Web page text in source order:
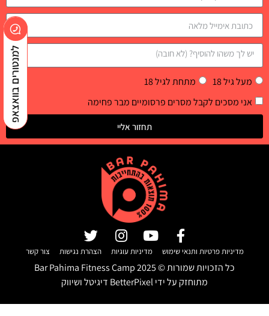
מעל גיל 18
מתחת לגיל 18
אני מסכים לקבל מסרים פרסומיים מבר פחימה
תחזור אליי
מדיניות פרטיות ותנאי שימוש מדיניות עוגיות הצהרת נגישות צור קשר
כל הזכויות שמורות © Bar Pahima Fitness Camp2025
מתוחזק על ידיBetterPixel דיגיטל ושיווק
למנטורים בוואצאפ